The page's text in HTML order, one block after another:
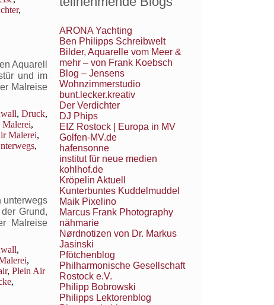
,
Aquarell
und im
Malreise
, Druck,
Malerei,
Malerei,
,
unterwegs
Grund,
Malreise
,
,
, Plein Air
,
ARONA Yachting
Ben Philipps Schreibwelt
Bilder, Aquarelle vom Meer &
mehr – von Frank Koebsch
Blog – Jensens
Wohnzimmerstudio
bunt.lecker.kreativ
Der Verdichter
DJ Phips
EIZ Rostock | Europa in MV
Golfen-MV.de
hafensonne
institut für neue medien
kohlhof.de
Kröpelin Aktuell
Kunterbuntes Kuddelmuddel
Maik Pixelino
Marcus Frank Photography
nähmarie
Nørdnotizen von Dr. Markus
Jasinski
Pfötchenblog
Philharmonische Gesellschaft
Rostock e.V.
Philipp Bobrowski
Philipps Lektorenblog